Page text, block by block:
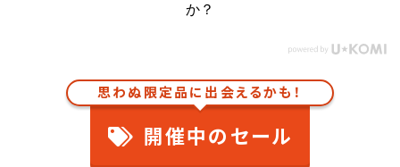
か？
思わぬ限定品に出会えるかも！
開催中のセール